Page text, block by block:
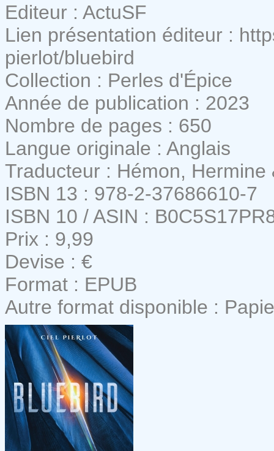
Editeur : ActuSF
Lien présentation éditeur :
pierlot/bluebird
Collection : Perles d'Épice
Année de publication : 2023
Nombre de pages : 650
Langue originale : Anglais
Traducteur : Hémon, Hermine
ISBN 13 : 978-2-37686610-7
ISBN 10 / ASIN :
Prix : 9,99
Devise : €
Format : EPUB
Autre format disponible :